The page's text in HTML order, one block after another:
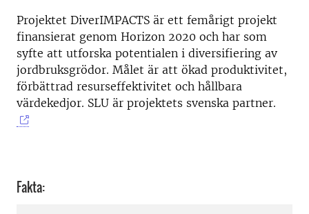
Projektet DiverIMPACTS är ett femårigt projekt
finansierat genom Horizon 2020 och har som
syfte att utforska potentialen i diversifiering av
jordbruksgrödor. Målet är att ökad produktivitet,
förbättrad resurseffektivitet och hållbara
värdekedjor. SLU är projektets svenska partner.
Fakta: